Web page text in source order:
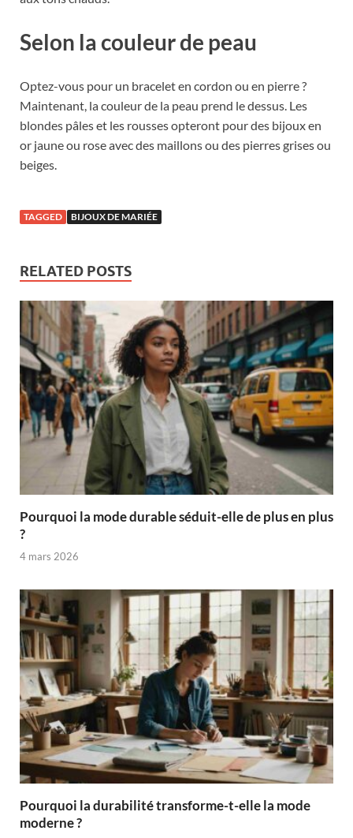
Selon la couleur de peau
Optez-vous pour un bracelet en cordon ou en pierre ?
Maintenant, la couleur de la peau prend le dessus. Les
blondes pâles et les rousses opteront pour des bijoux en
or jaune ou rose avec des maillons ou des pierres grises ou
beiges.
TAGGED BIJOUX DE MARIÉE
RELATED POSTS
Pourquoi la mode durable séduit-elle de plus en plus
?
4 mars 2026
Pourquoi la durabilité transforme-t-elle la mode
moderne ?